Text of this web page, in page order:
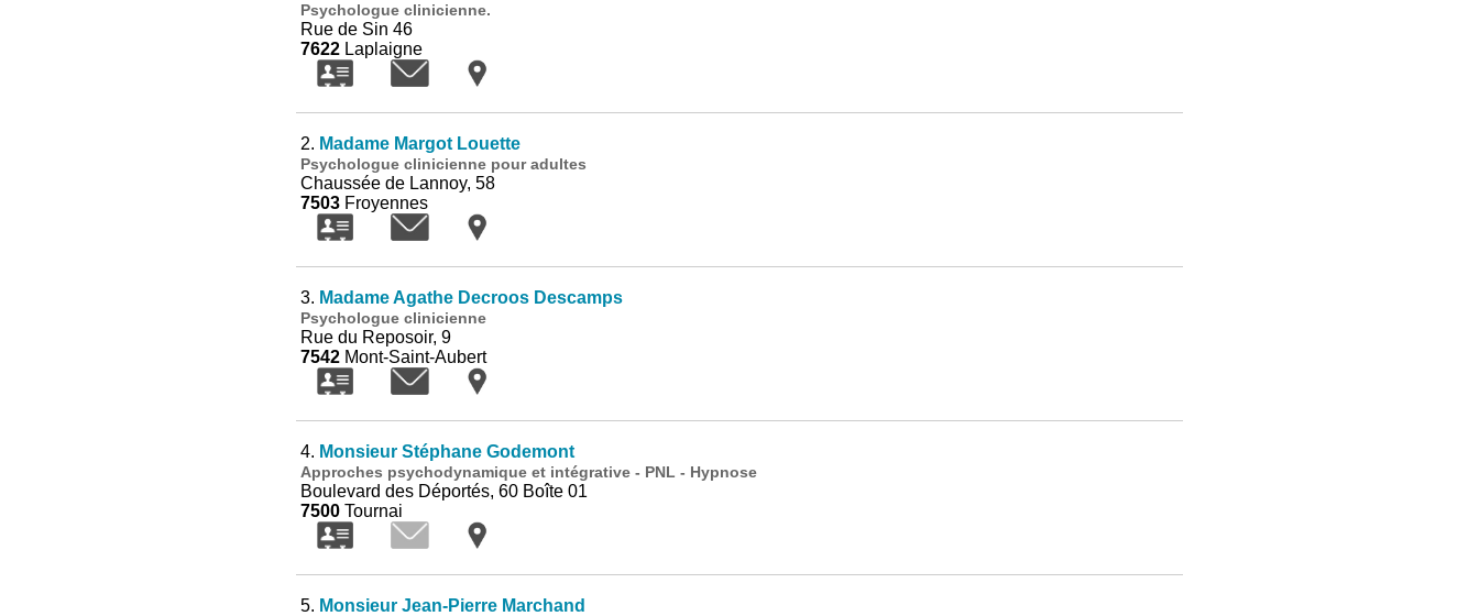
Psychologue clinicienne.
Rue de Sin 46
7622Laplaigne
2. Madame Margot Louette
Psychologue clinicienne pour adultes
Chaussée de Lannoy, 58
7503Froyennes
3. Madame Agathe Decroos Descamps
Psychologue clinicienne
Rue du Reposoir, 9
7542Mont-Saint-Aubert
4. Monsieur Stéphane Godemont
Approches psychodynamique et intégrative - PNL - Hypnose
Boulevard des Déportés, 60 Boîte 01
7500Tournai
5. Monsieur Jean-Pierre Marchand